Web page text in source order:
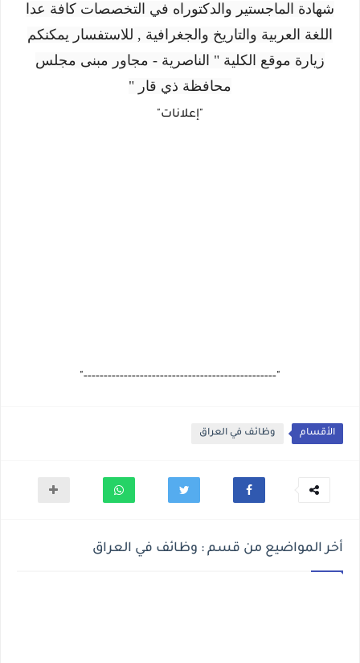
شهادة الماجستير والدكتوراه في التخصصات كافة عدا
اللغة العربية والتاريخ والجغرافية , للاستفسار يمكنكم
زيارة موقع الكلية " الناصرية - مجاور مبنى مجلس
محافظة ذي قار "
"إعلانات"
"------------------------------------------------"
الأقسام وظائف في العراق
أخر المواضيع من قسم : وظائف في العراق